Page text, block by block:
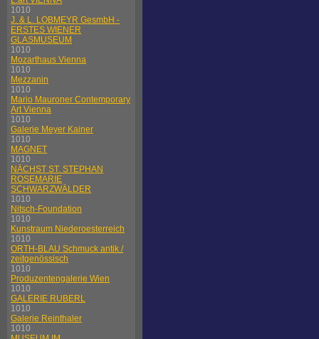
1010
J. & L. LOBMEYR GesmbH -
ERSTES WIENER
GLASMUSEUM
1010
Mozarthaus Vienna
1010
Mezzanin
1010
Mario Mauroner Contemporary
Art Vienna
1010
Galerie Meyer Kainer
1010
MAGNET
1010
NÄCHST ST. STEPHAN
ROSEMARIE
SCHWARZWÄLDER
1010
Nitsch-Foundation
1010
Kunstraum Niederoesterreich
1010
ORTH-BLAU Schmuck antik /
zeitgenössisch
1010
Produzentengalerie Wien
1010
GALERIE RUBERL
1010
Galerie Reinthaler
1010